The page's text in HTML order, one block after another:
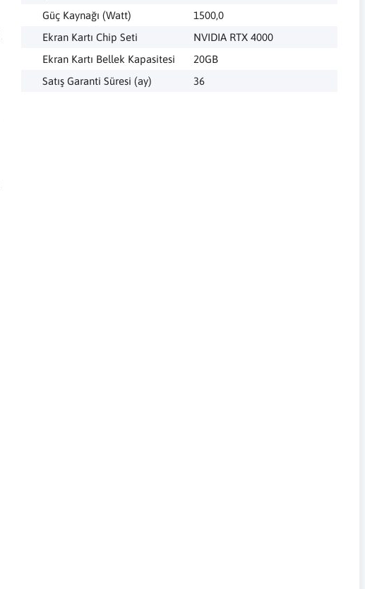
Güç Kaynağı (Watt)
1500,0
Ekran Kartı Chip Seti
NVIDIA RTX 4000
Ekran Kartı Bellek Kapasitesi
20GB
Satış Garanti Süresi (ay)
36